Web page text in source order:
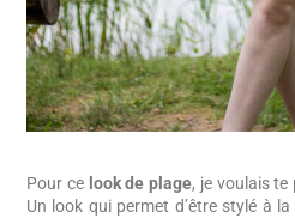
Pour celook de plage, je voulais
Un look qui permet d’être stylé à